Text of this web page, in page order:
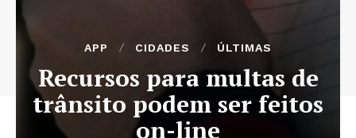
APP CIDADES ÚLTIMAS
Recursos para multas de
trânsito podem ser feitos
on-line